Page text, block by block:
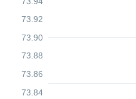
73.84
73.86
73.88
73.90
73.92